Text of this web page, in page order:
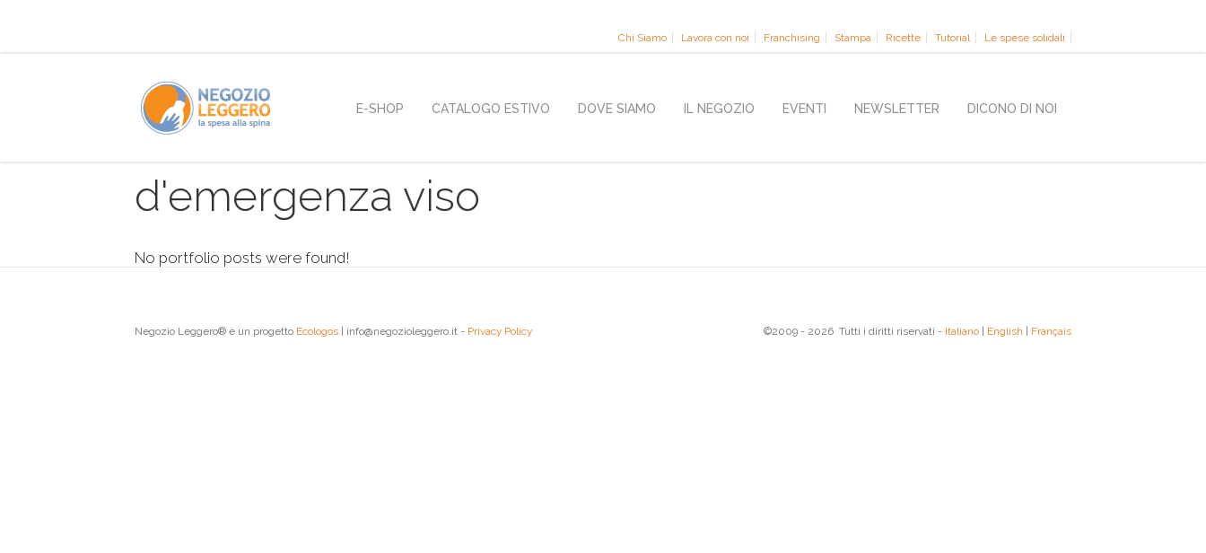
Chi Siamo Lavora con noi Franchising Stampa Ricette Tutorial Le spese solidali
E-SHOP CATALOGO ESTIVO DOVE SIAMO IL NEGOZIO EVENTI NEWSLETTER DICONO DI NOI
d'emergenza viso
No portfolio posts were found!
Negozio Leggero® è un progetto Ecologos | info@negozioleggero.it - Privacy Policy ©2009 - 2026 Tutti i diritti riservati - Italiano English Français